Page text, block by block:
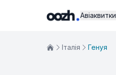
Авіаквитки
Iталія Генуя